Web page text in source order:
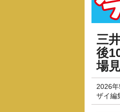
三
後
場
2026
ザイ編